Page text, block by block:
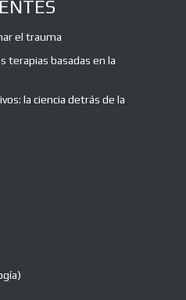
el trauma
terapias basadas en la
la ciencia detrás de la